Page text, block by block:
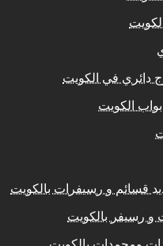
دائري في الكويت
الكويت
قسائم و رسيفرات بالكويت
و رسيفر بالكويت